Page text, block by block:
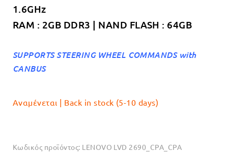
1.6GHz
RAM : 2GB DDR3 | NAND FLASH : 64GB
SUPPORTS STEERING WHEEL COMMANDS with
CANBUS
Αναμένεται | Back in stock (5-10 days)
Κωδικός προϊόντος: LENOVO LVD 2690_CPA_CPA